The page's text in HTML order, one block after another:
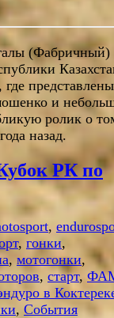
(Фабричный)
и
ролик о
назад.
РК по
,
, гонки,
, мотогонки,
, старт,
в
, События